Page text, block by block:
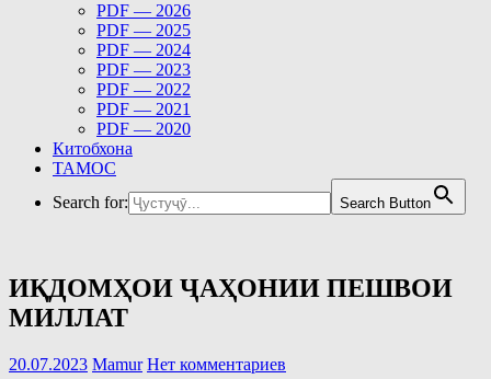
PDF — 2026
PDF — 2025
PDF — 2024
PDF — 2023
PDF — 2022
PDF — 2021
PDF — 2020
Китобхона
ТАМОС
Search for:
Search Button
ИҚДОМҲОИ ҶАҲОНИИ ПЕШВОИ
МИЛЛАТ
20.07.2023 Mamur Нет комментариев